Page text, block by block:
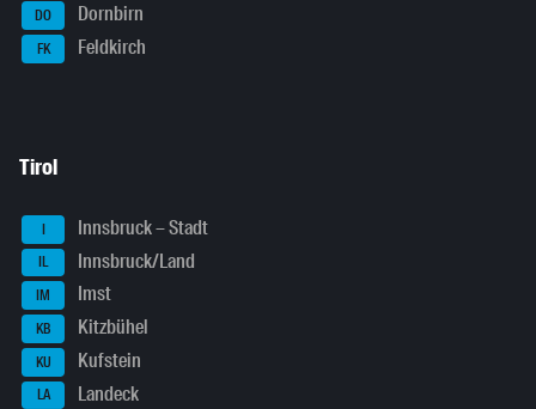
DO Dornbirn
FK Feldkirch
Tirol
I Innsbruck – Stadt
IL Innsbruck/Land
IM Imst
KB Kitzbühel
KU Kufstein
LA Landeck